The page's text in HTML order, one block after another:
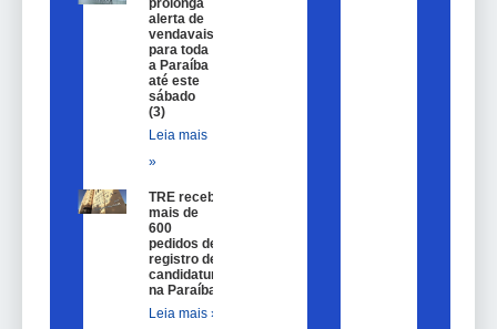
alerta de
vendavais
para toda
a Paraíba
até este
sábado
(3)
Leia mais
»
TRE recebe
mais de
600
pedidos de
registro de
candidatura
na Paraíba
Leia mais »